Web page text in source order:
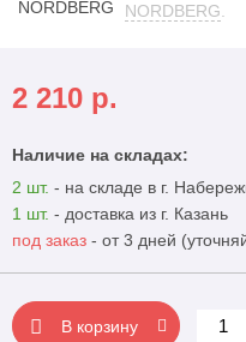
NORDBERG
2 210 р.
Наличие на складах:
2 шт. - на складе в г.
1 шт. - доставка из г. Казань
под заказ - от 3 дней
В корзину